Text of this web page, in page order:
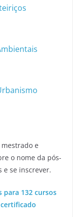
e
o nome da pós-
e se inscrever.
para 132 cursos